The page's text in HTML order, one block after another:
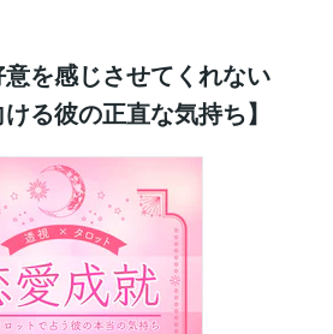
意を感じさせてくれない
る彼の正直な気持ち】